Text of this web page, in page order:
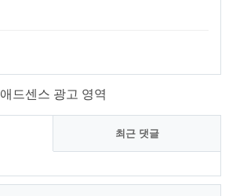
애드센스 광고 영역
최근 댓글